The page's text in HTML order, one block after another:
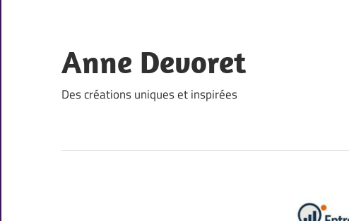
content
Anne Devoret
Des créations uniques et inspirées